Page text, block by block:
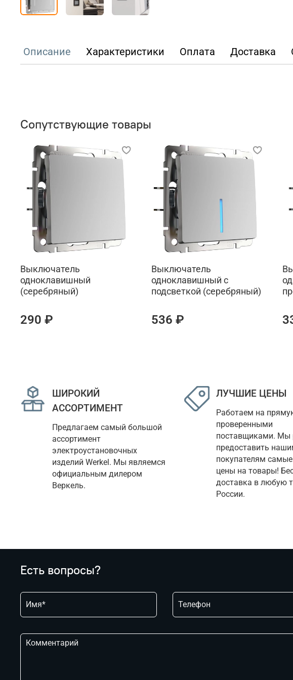
Описание Характеристики Оплата Доставка
Сопутствующие товары
Выключатель
одноклавишный
(серебряный)
290 ₽
Выключатель
одноклавишный с
подсветкой (серебряный)
536 ₽
ШИРОКИЙ
АССОРТИМЕНТ
Предлагаем самый большой
ассортимент
электроустановочных
изделий Werkel. Мы являемся
официальным дилером
Веркель.
ЛУЧШИЕ ЦЕНЫ
Работаем на
проверенными
поставщиками. Мы
предоставить
покупателям
цены на товары!
доставка в любую
России.
Есть вопросы?